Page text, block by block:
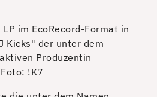
im EcoRecord-Format in
Kicks" der unter dem
Produzentin
Foto: !K7